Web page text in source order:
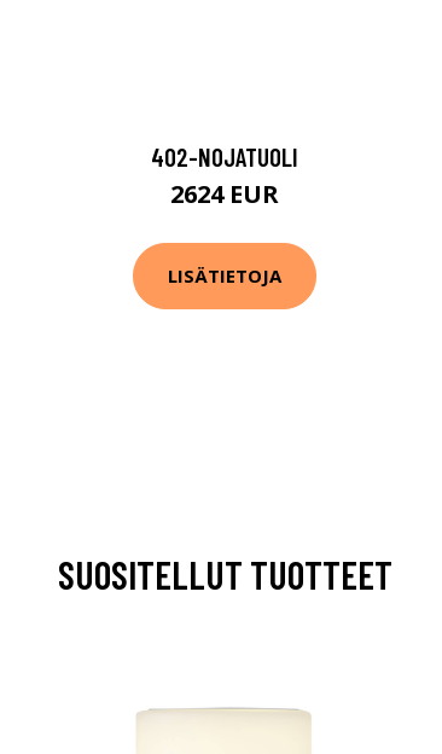
402-NOJATUOLI
2624 EUR
LISÄTIETOJA
SUOSITELLUT TUOTTEET